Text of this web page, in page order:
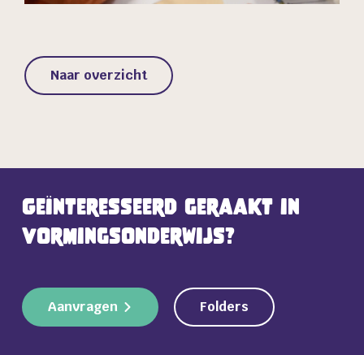
Naar overzicht
Geïnteresseerd geraakt in
vormingsonderwijs?
Aanvragen Folders